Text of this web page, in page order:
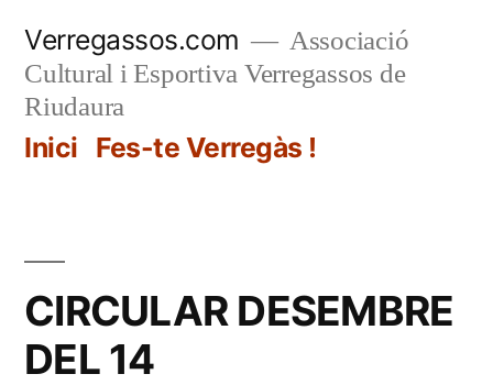
contingut
Verregassos.com
Associació
Cultural i Esportiva Verregassos de
Riudaura
Inici Fes-te Verregàs !
CIRCULAR DESEMBRE
DEL 14